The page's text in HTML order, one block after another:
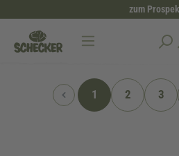
zum
1 2 3